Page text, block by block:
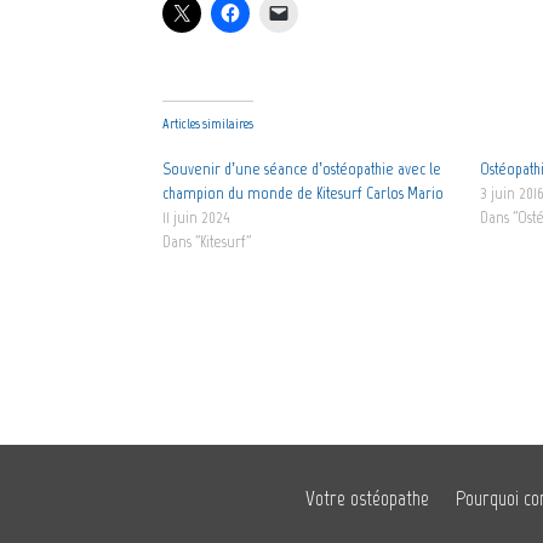
Articles similaires
Souvenir d’une séance d’ostéopathie avec le
champion du monde de Kitesurf Carlos Mario
11 juin 2024
Dans "Kitesurf"
3 juin 2016
Dans
Votre ostéopathe Pourquoi